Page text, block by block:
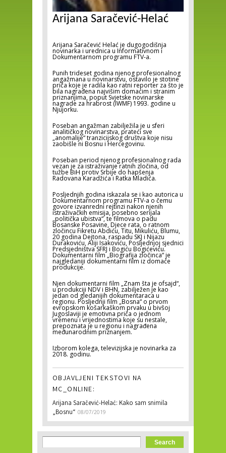
Arijana Saračević-Helać
Arijana Saračević Helać je dugogodišnja
novinarka i urednica u Informativnom i
Dokumentarnom programu FTV-a.
Punih trideset godina njenog profesionalnog
angažmana u novinarstvu, ostavilo je stotine
priča koje je radila kao ratni reporter za što je
bila nagrađena najvišim domaćim i stranim
priznanjima, poput Svjetske novinarske
nagrade za hrabrost (IWMF) 1993. godine u
Njujorku.
Poseban angažman zabilježila je u sferi
analitičkog novinarstva, prateći sve
„anomalije“ tranzicijskog društva koje nisu
zaobišle ni Bosnu i Hercegovinu.
Poseban period njenog profesionalnog rada
vezan je za istraživanje ratnih zločina, od
tužbe BiH protiv Srbije do hapšenja
Radovana Karadžića i Ratka Mladića.
Posljednjih godina iskazala se i kao autorica u
Dokumentarnom programu FTV-a o čemu
govore izvanredni rejtinzi nakon njenih
istraživačkih emisija, posebno serijala
„politička ubistva“, te filmova o padu
Bosanske Posavine, Djece rata, o ratnom
zločincu Fikretu Abdiću, Titu, Mikuliću, Blumu,
20 godina Dejtona, raspadu SKJ i Nijazu
Durakoviću, Aliji Isakoviću, Posljednjoj sjednici
Predsjedništva SFRJ i Bogiću Bogićeviću.
Dokumentarni film „Biografija zločinca“ je
najgledaniji dokumentarni film iz domaće
produkcije.
Njen dokumentarni film „Znam šta je ofsajd“,
u produkciji NDV i BHN, zabilježen je kao
jedan od gledanijih dokumentaraca u
regionu. Posljednji film „Bosna“ o prvom
evropskom košarkaškom prvaku u bivšoj
Jugoslaviji je emotivna priča o jednom
vremenu i vrijednostima koje su nestale,
prepoznata je u regionu i nagrađena
međunarodnim priznanjem.
Izborom kolega, televizijska je novinarka za
2018. godinu.
OBJAVLJENI TEKSTOVI NA
MC_ONLINE:
Arijana Saračević-Helać: Kako sam snimila
„Bosnu“ 08/07/2019
Search form
Search